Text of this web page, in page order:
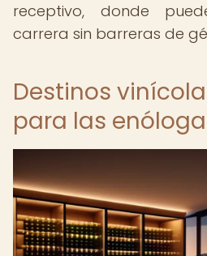
receptivo, donde
carrera sin barreras de
Destinos
para las